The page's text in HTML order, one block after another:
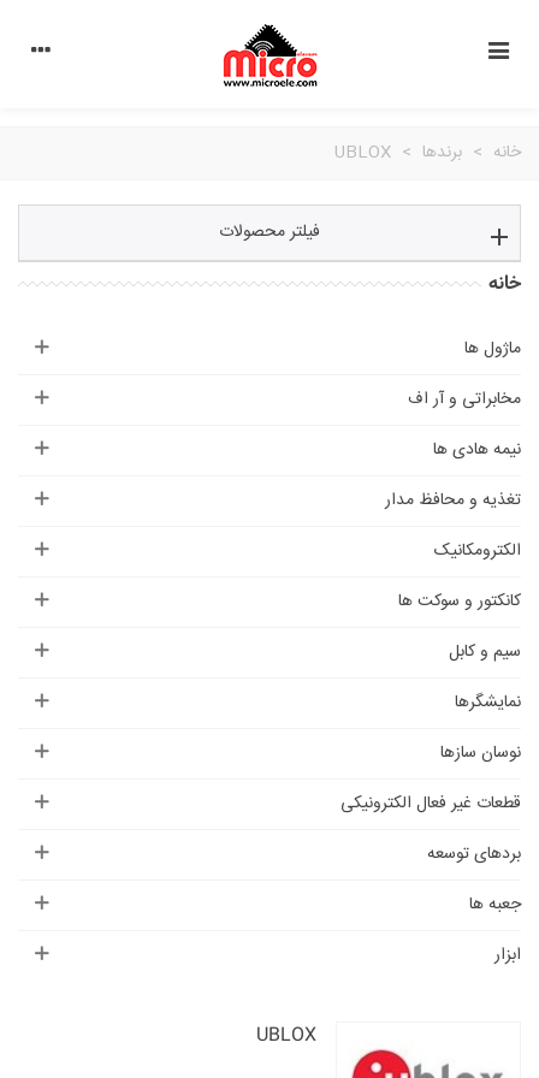
خانه > برندها >
UBLOX
فیلتر محصولات
خانه
ماژول ها
مخابراتی و آر اف
نیمه هادی ها
تغذیه و محافظ مدار
الکترومکانیک
کانکتور و سوکت ها
سیم و کابل
نمایشگرها
نوسان سازها
قطعات غیر فعال الکترونیکی
بردهای توسعه
جعبه ها
ابزار
UBLOX